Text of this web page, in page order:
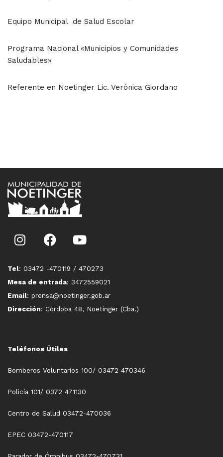
Equipo Municipal de Salud Escolar
Programa Nacional «Municipios y Comunidades
Saludables»
Referente en Noetinger Lic. Verónica Giordano
Tel: 03472 -470119 / 470273
Mesa de entrada: 3472559021
Email: prensa@noetinger.gob.ar
Dirección: Córdoba 48, Noetinger (Cba.)
Teléfonos Útiles
Bomberos Voluntarios 100/ 03472 470346
Policía 101/ 0372 471130
Centro de Salud 03472-470036
EPEC 03472-470117